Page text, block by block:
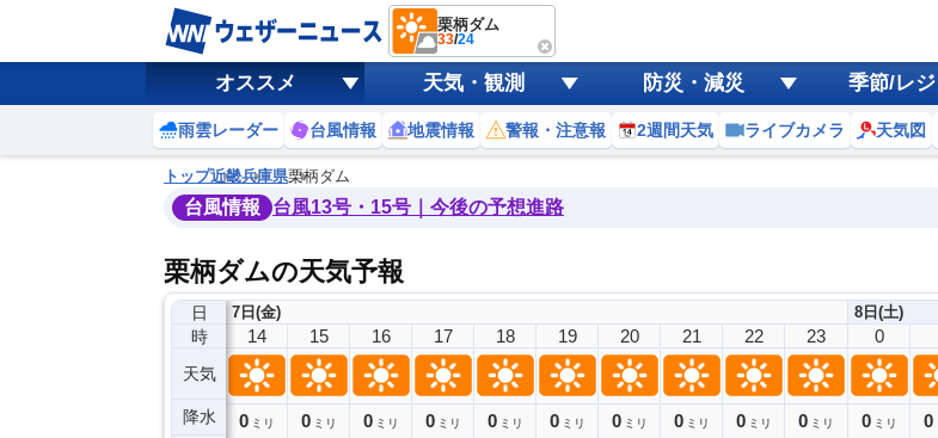
栗柄ダム
33/24
オススメ 天気・観測 防災・減災 季節/レ
雨雲レーダー 台風情報 地震情報 警報・注意報 2週間天気 ライブカメラ 天気図
トップ近畿兵庫県栗柄ダム
台風情報 台風13号・15号｜今後の予想進路
栗柄ダムの天気予報
日
時
天気
降水
7日(金)
13
0ミリ
14
0 ミリ
15
0 ミリ
16
0 ミリ
17
0 ミリ
18
0 ミリ
19
0 ミリ
20
0 ミリ
21
0 ミリ
22
0 ミリ
23
0 ミリ
8日(土)
0
0 ミリ 0